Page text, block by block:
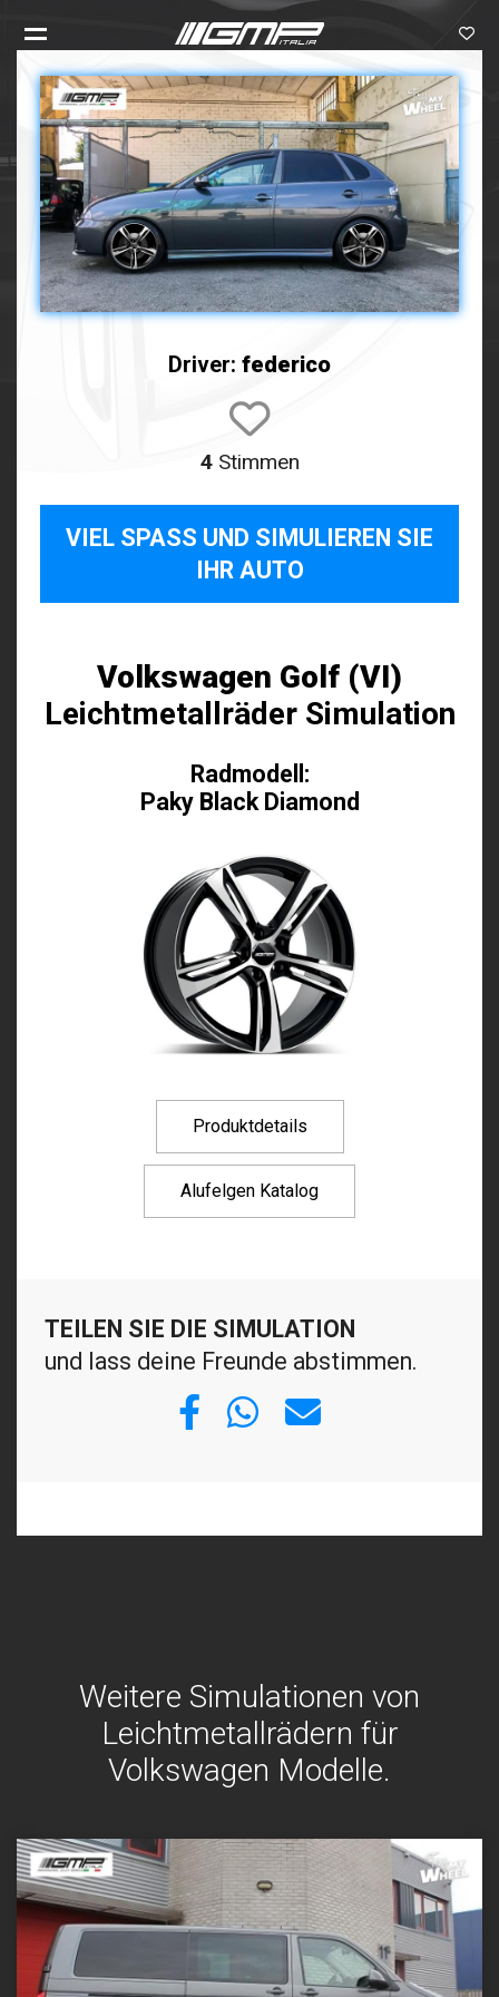
Driver: federico
4Stimmen
VIEL SPASS UND SIMULIEREN SIE I
HR AUTO
Volkswagen Golf (VI)
Leichtmetallräder Simulation
Radmodell:
Paky Black Diamond
Produktdetails
Alufelgen Katalog
TEILEN SIE DIE SIMULATION
und lass deine Freunde abstimmen.
Weitere Simulationen von
Leichtmetallrädern für
Volkswagen Modelle.